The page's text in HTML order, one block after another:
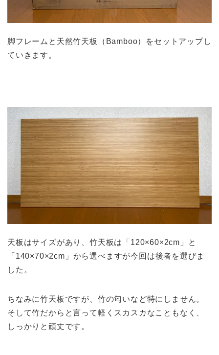
脚フレームと天然竹天板（Bamboo）をセットアップし
ていきます。
天板はサイズがあり、竹天板は「120×60×2cm」と
「140×70×2cm」から選べますが今回は後者を選びま
した。
ちなみに竹天板ですが、竹の匂いなど特にしません。
そして竹だからと言って軽くスカスカなこともなく、
しっかりと頑丈です。